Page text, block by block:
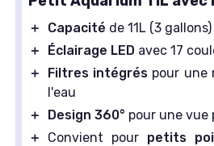
＋ Capacité de 11L (3 gallons)
＋
Éclairage LED avec 17
＋
Filtres intégrés pour une
l'eau
＋
Design 360° pour une vue
＋
Convient pour petits